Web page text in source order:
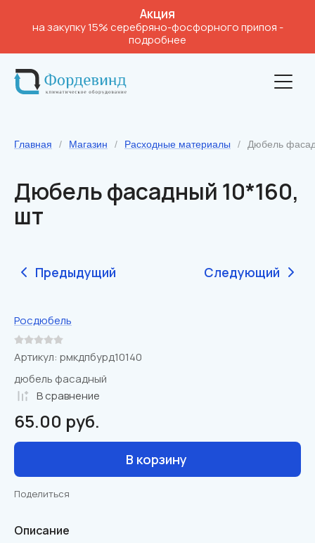
Акция
на закупку 15% серебряно-фосфорного припоя -
подробнее
Главная / Магазин / Расходные материалы / Дюбель
Дюбель фасадный 10*160,
шт
Предыдущий Следующий
Росдюбель
Артикул: рмкдпбурд10140
дюбель фасадный
В сравнениe
65.00 руб.
В корзину
Поделиться
Описание